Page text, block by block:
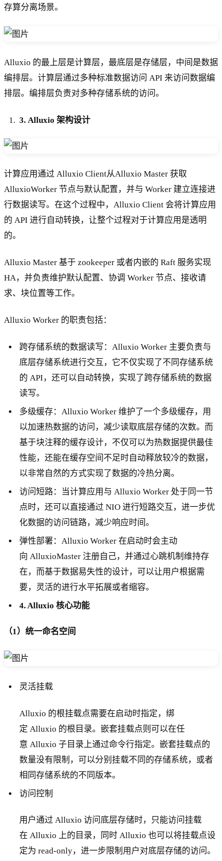
存算分离场景。
Alluxio 的最上层是计算层，最底层是存储层，中间是数据
编排层。计算层通过多种标准数据访问 API 来访问数据编
排层。编排层负责对多种存储系统的访问。
3. Alluxio 架构设计
计算应用通过 Alluxio Client从Alluxio Master 获取
AlluxioWorker 节点与默认配置，并与 Worker 建立连接进
行数据读写。在这个过程中，Alluxio Client 会将计算应用
的 API 进行自动转换，让整个过程对于计算应用是透明
的。
Alluxio Master 基于 zookeeper 或者内嵌的 Raft 服务实现
HA，并负责维护默认配置、协调 Worker 节点、接收请
求、块位置等工作。
Alluxio Worker 的职责包括：
跨存储系统的数据读写：Alluxio Worker 主要负责与
底层存储系统进行交互，它不仅实现了不同存储系统
的 API，还可以自动转换，实现了跨存储系统的数据
读写。
多级缓存：Alluxio Worker 维护了一个多级缓存，用
以加速热数据的访问，减少读取底层存储的次数。而
基于块注释的缓存设计，不仅可以为热数据提供最佳
性能，还能在缓存空间不足时自动释放较冷的数据，
以非常自然的方式实现了数据的冷热分离。
访问短路：当计算应用与 Alluxio Worker 处于同一节
点时，还可以直接通过 NIO 进行短路交互，进一步优
化数据的访问链路，减少响应时间。
弹性部署：Alluxio Worker 在启动时会主动
向 AlluxioMaster 注册自己，并通过心跳机制维持存
在，而基于数据易失性的设计，可以让用户根据需
要，灵活的进行水平拓展或者缩容。
4. Alluxio 核心功能
（1）统一命名空间
灵活挂载
Alluxio 的根挂载点需要在启动时指定，绑
定 Alluxio 的根目录。嵌套挂载点则可以在任
意 Alluxio 子目录上通过命令行指定。嵌套挂载点的
数量没有限制，可以分别挂载不同的存储系统，或者
相同存储系统的不同版本。
访问控制
用户通过 Alluxio 访问底层存储时，只能访问挂载
在 Alluxio 上的目录，同时 Alluxio 也可以将挂载点设
定为 read-only，进一步限制用户对底层存储的访问。